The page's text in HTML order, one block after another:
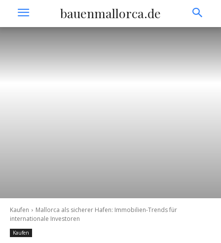
bauenmallorca.de
Kaufen
Mallorca als sicherer Hafen: Immobilien-Trends für
internationale Investoren
Kaufen